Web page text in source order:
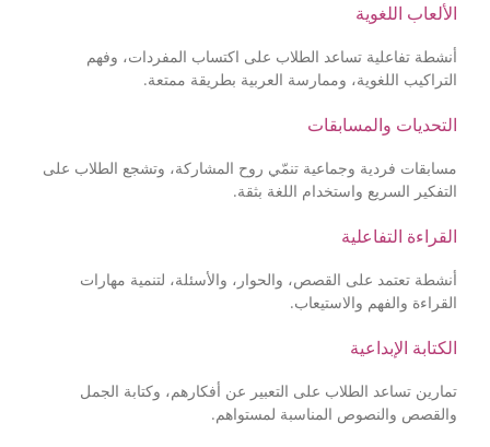
الألعاب اللغوية
أنشطة تفاعلية تساعد الطلاب على اكتساب المفردات، وفهم
التراكيب اللغوية، وممارسة العربية بطريقة ممتعة.
التحديات والمسابقات
مسابقات فردية وجماعية تنمّي روح المشاركة، وتشجع الطلاب على
التفكير السريع واستخدام اللغة بثقة.
القراءة التفاعلية
أنشطة تعتمد على القصص، والحوار، والأسئلة، لتنمية مهارات
القراءة والفهم والاستيعاب.
الكتابة الإبداعية
تمارين تساعد الطلاب على التعبير عن أفكارهم، وكتابة الجمل
والقصص والنصوص المناسبة لمستواهم.